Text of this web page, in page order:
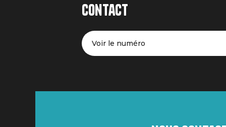
Contact
Voir le numéro